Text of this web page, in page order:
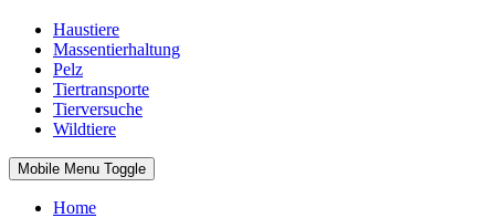
Haustiere
Massentierhaltung
Pelz
Tiertransporte
Tierversuche
Wildtiere
Mobile Menu Toggle
Home